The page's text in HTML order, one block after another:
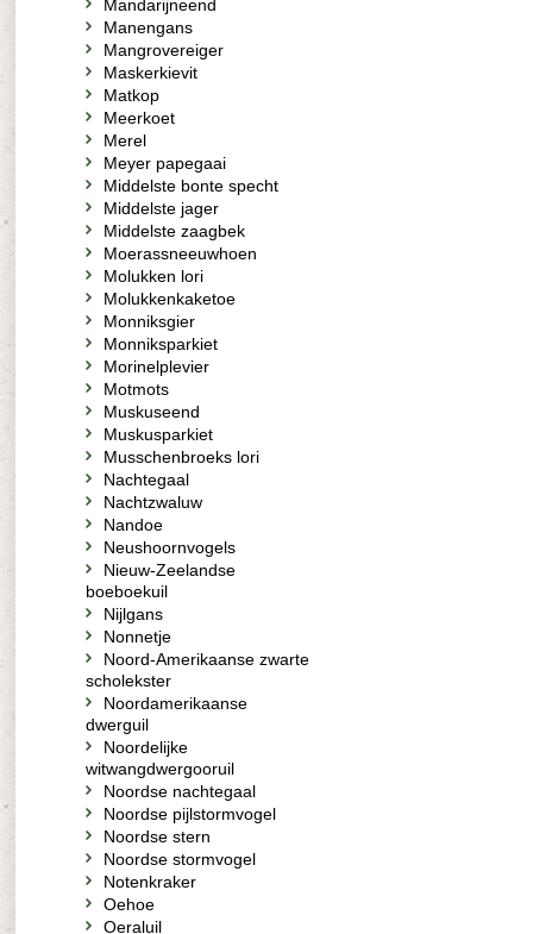
Mandarijneend
Manengans
Mangrovereiger
Maskerkievit
Matkop
Meerkoet
Merel
Meyer papegaai
Middelste bonte specht
Middelste jager
Middelste zaagbek
Moerassneeuwhoen
Molukken lori
Molukkenkaketoe
Monniksgier
Monniksparkiet
Morinelplevier
Motmots
Muskuseend
Muskusparkiet
Musschenbroeks lori
Nachtegaal
Nachtzwaluw
Nandoe
Neushoornvogels
Nieuw-Zeelandse
boeboekuil
Nijlgans
Nonnetje
Noord-Amerikaanse zwarte
scholekster
Noordamerikaanse
dwerguil
Noordelijke
witwangdwergooruil
Noordse nachtegaal
Noordse pijlstormvogel
Noordse stern
Noordse stormvogel
Notenkraker
Oehoe
Oeraluil